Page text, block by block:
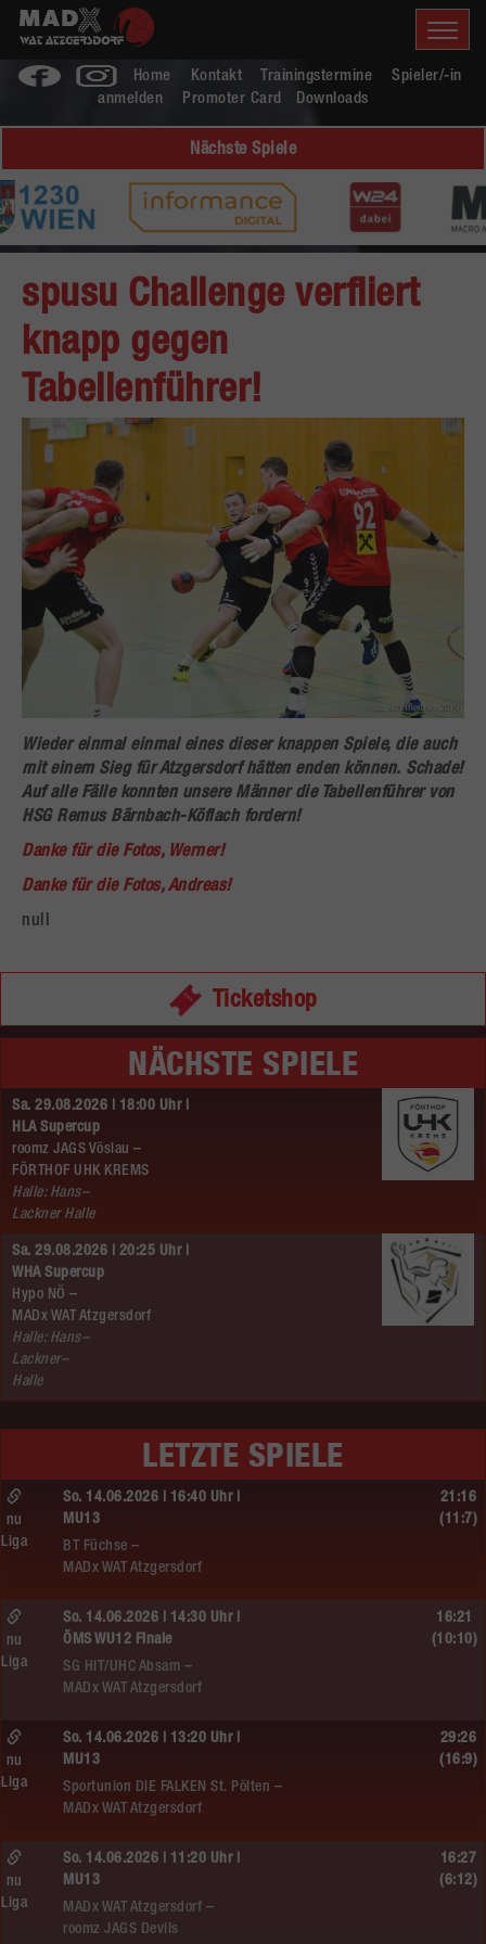
Home Kontakt Trainingstermine
Spieler/-in
anmelden
Promoter Card Downloads
Nächste Spiele
spusu Challenge verfliert
knapp gegen
Tabellenführer!
Wieder einmal einmal eines dieser knappen Spiele, die auch
mit einem Sieg für Atzgersdorf hätten enden können. Schade!
Auf alle Fälle konnten unsere Männer die Tabellenführer von
HSG Remus Bärnbach-Köflach fordern!
Danke für die Fotos, Werner!
Danke für die Fotos, Andreas!
null
Ticketshop
NÄCHSTE SPIELE
Sa. 29.08.2026 | 18:00 Uhr |
HLA Supercup
roomz JAGS Vöslau –
FÖRTHOF UHK KREMS
Halle: Hans–
Lackner Halle
Sa. 29.08.2026 | 20:25 Uhr |
WHA Supercup
Hypo NÖ –
MADx WAT Atzgersdorf
Halle: Hans–
Lackner–
Halle
LETZTE SPIELE
So. 14.06.2026 | 16:40 Uhr |
MU13
BT Füchse –
MADx WAT Atzgersdorf
nu
Liga
21:16
(11:7)
So. 14.06.2026 | 14:30 Uhr |
ÖMS WU12 Finale
SG HIT/UHC Absam –
MADx WAT Atzgersdorf
nu
Liga
16:21
(10:10)
So. 14.06.2026 | 13:20 Uhr |
MU13
Sportunion DIE FALKEN St. Pölten –
MADx WAT Atzgersdorf
nu
Liga
29:26
(16:9)
So. 14.06.2026 | 11:20 Uhr |
MU13
MADx WAT Atzgersdorf –
roomz JAGS Devils
nu
Liga
16:27
(6:12)